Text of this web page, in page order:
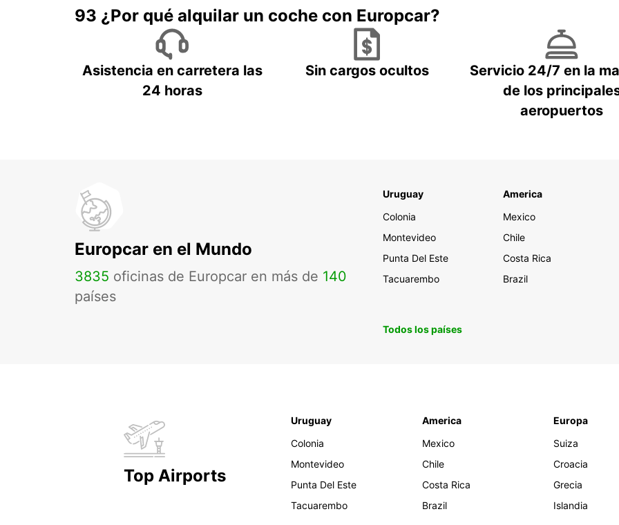
93 ¿Por qué alquilar un coche con Europcar?
Asistencia en carretera las
24 horas
Sin cargos ocultos
Servicio 24/7 en la
de los
aeropuertos
Europcar en el Mundo
3835 oficinas de Europcar en más de 140
países
Uruguay
Colonia
Montevideo
Punta Del Este
Tacuarembo
America
Mexico
Chile
Costa Rica
Brazil
Todos los países
Top Airports
Uruguay
Colonia
Montevideo
Punta Del Este
Tacuarembo
America
Mexico
Chile
Costa Rica
Brazil
Europa
Suiza
Croacia
Grecia
Islandia